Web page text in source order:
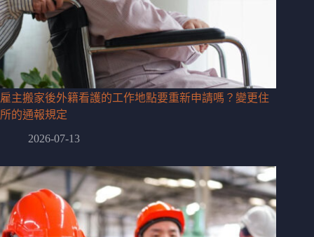
雇主搬家後外籍看護的工作地點要重新申請嗎？變更住
所的通報規定
2026-07-13